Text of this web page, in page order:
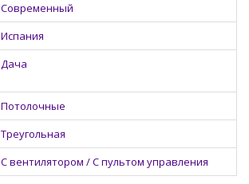
Современный
Испания
Дача
Потолочные
Треугольная
С вентилятором / С пультом управления